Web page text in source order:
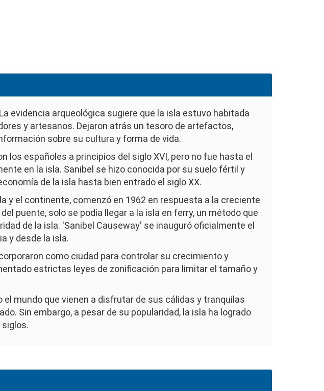
evidencia arqueológica sugiere que la isla estuvo habitada
y artesanos. Dejaron atrás un tesoro de artefactos,
sobre su cultura y forma de vida.
los españoles a principios del siglo XVI, pero no fue hasta el
en la isla. Sanibel se hizo conocida por su suelo fértil y
de la isla hasta bien entrado el siglo XX.
y el continente, comenzó en 1962 en respuesta a la creciente
puente, solo se podía llegar a la isla en ferry, un método que
de la isla. 'Sanibel Causeway' se inauguró oficialmente el
y desde la isla.
como ciudad para controlar su crecimiento y
estrictas leyes de zonificación para limitar el tamaño y
mundo que vienen a disfrutar de sus cálidas y tranquilas
Sin embargo, a pesar de su popularidad, la isla ha logrado